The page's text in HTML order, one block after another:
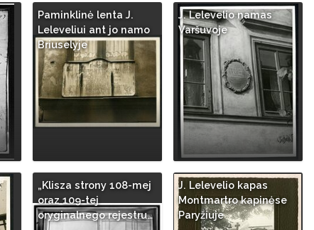
Paminklinė lenta J.
Leleveliui ant jo namo
Briuselyje
J. Lelevelio namas
Varšuvoje
„Klisza strony 108-mej
oraz 109-tej
oryginalnego rejestru…
J. Lelevelio kapas
Montmartro kapinėse
Paryžiuje